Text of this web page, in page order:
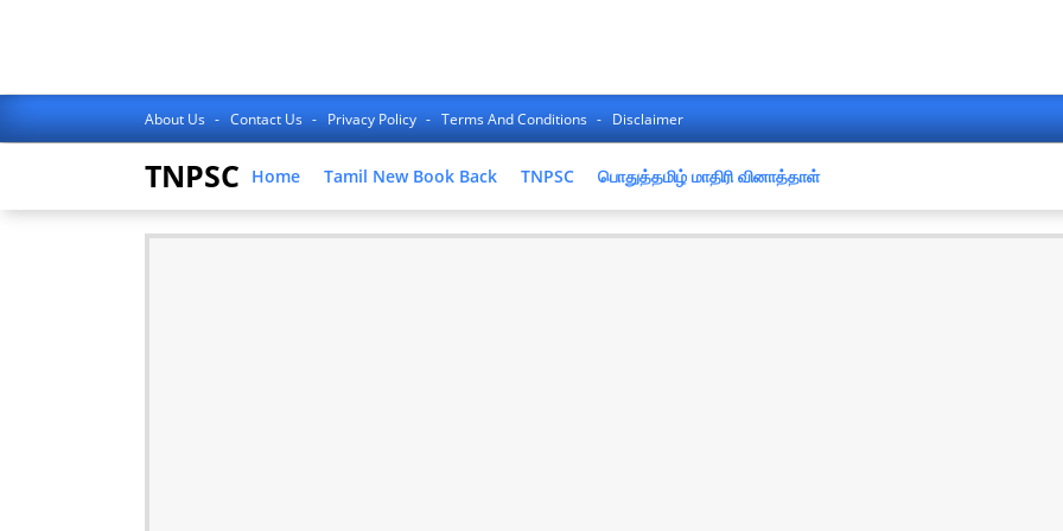
About Us Contact Us Privacy Policy Terms And Conditions Disclaimer
TNPSC Home Tamil New Book Back TNPSC பொதுத்தமிழ் மாதிரி வினாத்தாள்